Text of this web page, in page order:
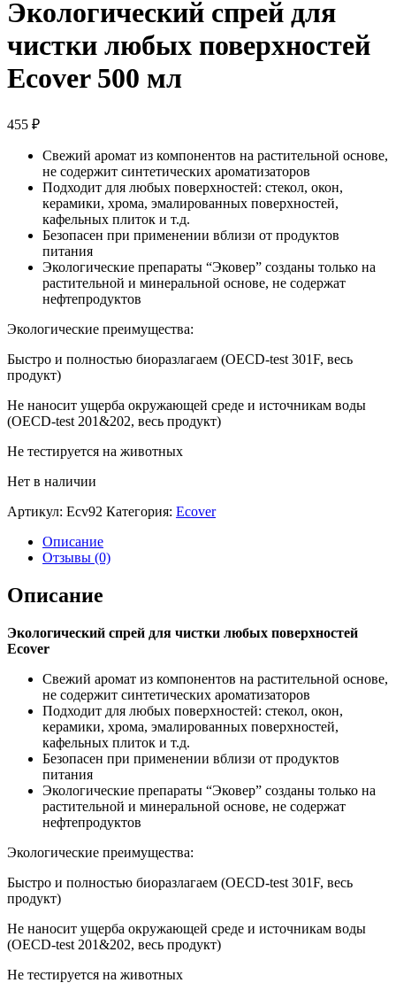
Экологический спрей для
чистки любых поверхностей
Ecover 500 мл
455 ₽
Свежий аромат из компонентов на растительной основе,
не содержит синтетических ароматизаторов
Подходит для любых поверхностей: стекол, окон,
керамики, хрома, эмалированных поверхностей,
кафельных плиток и т.д.
Безопасен при применении вблизи от продуктов
питания
Экологические препараты “Эковер” созданы только на
растительной и минеральной основе, не содержат
нефтепродуктов
Экологические преимущества:
Быстро и полностью биоразлагаем (OECD-test 301F, весь
продукт)
Не наносит ущерба окружающей среде и источникам воды
(OECD-test 201&202, весь продукт)
Не тестируется на животных
Нет в наличии
Артикул: Ecv92 Категория: Ecover
Описание
Отзывы (0)
Описание
Экологический спрей для чистки любых поверхностей
Ecover
Свежий аромат из компонентов на растительной основе,
не содержит синтетических ароматизаторов
Подходит для любых поверхностей: стекол, окон,
керамики, хрома, эмалированных поверхностей,
кафельных плиток и т.д.
Безопасен при применении вблизи от продуктов
питания
Экологические препараты “Эковер” созданы только на
растительной и минеральной основе, не содержат
нефтепродуктов
Экологические преимущества:
Быстро и полностью биоразлагаем (OECD-test 301F, весь
продукт)
Не наносит ущерба окружающей среде и источникам воды
(OECD-test 201&202, весь продукт)
Не тестируется на животных